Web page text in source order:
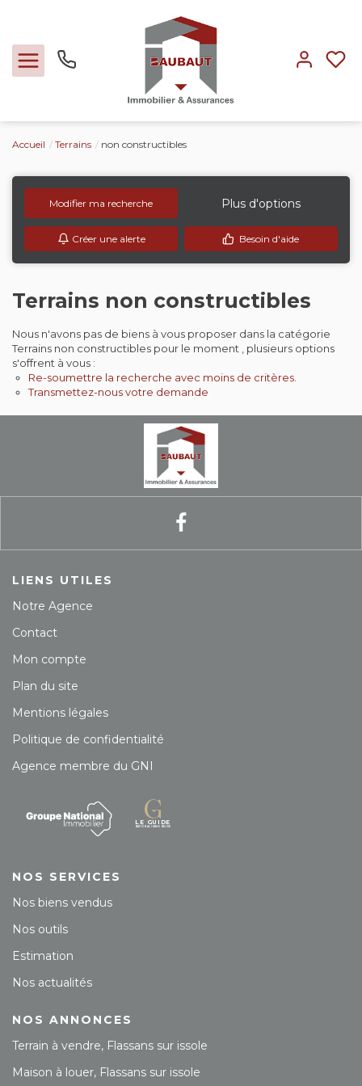
Locations
Expertise
Nos métiers
L'agence
Contact
Accueil Terrains non constructibles
Modifier ma recherche Plus d'options
Créer une alerte Besoin d'aide
Terrains non constructibles
Nous n'avons pas de biens à vous proposer dans la catégorie
Terrains non constructibles pour le moment , plusieurs options
s'offrent à vous :
Re-soumettre la recherche avec moins de critères.
Transmettez-nous votre demande
LIENS UTILES
Notre Agence
Contact
Mon compte
Plan du site
Mentions légales
Politique de confidentialité
Agence membre du GNI
NOS SERVICES
Nos biens vendus
Nos outils
Estimation
Nos actualités
NOS ANNONCES
Terrain à vendre, Flassans sur issole
Maison à louer, Flassans sur issole